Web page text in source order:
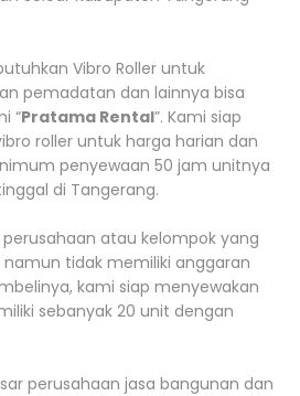
Vibro Roller untuk
pemadatan dan lainnya bisa
“Pratama Rental”. Kami siap
roller untuk harga harian dan
penyewaan 50 jam unitnya
di Tangerang.
atau kelompok yang
tidak memiliki anggaran
kami siap menyewakan
sebanyak 20 unit dengan
perusahaan jasa bangunan dan